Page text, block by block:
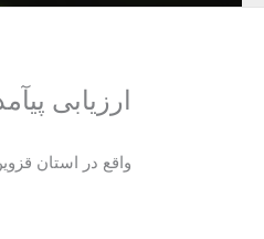
ارزیابی
واقع در استان قزوین (۴۰ کیلومتری)، کارفرما: شرکت